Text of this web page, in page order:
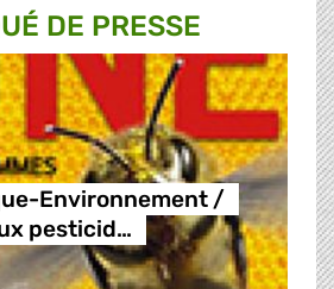
DE PRESSE
Environnement /
pesticid…